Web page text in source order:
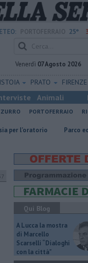
25°
Venerdì 07 Agosto 2026
PRATO FIRENZE
Animali
PORTOFERRAIO
Parco eolico in
Qui Blog
A Lucca la mostra
di Marcello
Scarselli “Dialoghi
con la città"